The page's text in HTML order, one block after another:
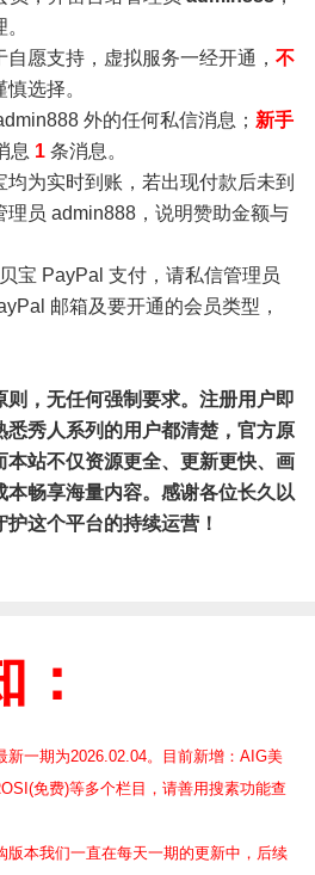
自愿支持，虚拟服务一经开通， 不
慎选择。
外的任何私信消息； 新手
息 1 条消息。
为实时到账，若出现付款后未到
理员 admin888，说明赞助金额与
宝 PayPal 支付，请私信管理员
邮箱及要开通的会员类型，
则，无任何强制要求。注册用户即
悉秀人系列的用户都清楚，官方原
本站不仅资源更全、更新更快、画
本畅享海量内容。感谢各位长久以
这个平台的持续运营！
新一期为2026.02.04。目前新增：AIG美
免费)等多个栏目，请善用搜素功能查
版本我们一直在每天一期的更新中，后续